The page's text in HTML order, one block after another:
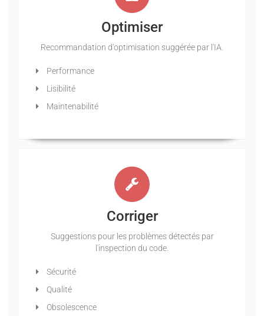
Optimiser
Recommandation d'optimisation suggérée par l'IA.
Performance
Lisibilité
Maintenabilité
Corriger
Suggestions pour les problèmes détectés par
l'inspection du code.
Sécurité
Qualité
Obsolescence